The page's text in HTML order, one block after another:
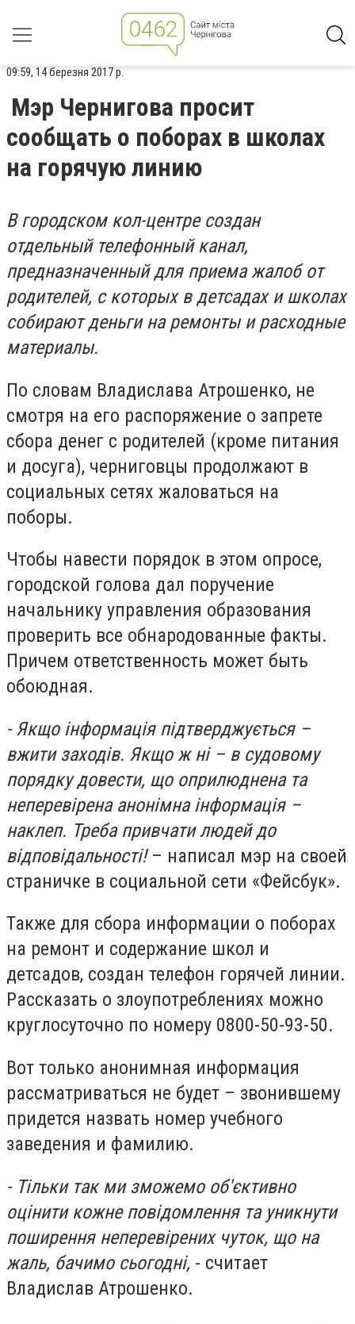
09:59, 14 березня 2017 р.
Мэр Чернигова просит
сообщать о поборах в школах
на горячую линию
В городском кол-центре создан
отдельный телефонный канал,
предназначенный для приема жалоб от
родителей, с которых в детсадах и школах
собирают деньги на ремонты и расходные
материалы.
По словам Владислава Атрошенко, не
смотря на его распоряжение о запрете
сбора денег с родителей (кроме питания
и досуга), черниговцы продолжают в
социальных сетях жаловаться на
поборы.
Чтобы навести порядок в этом опросе,
городской голова дал поручение
начальнику управления образования
проверить все обнародованные факты.
Причем ответственность может быть
обоюдная.
- Якщо інформація підтверджується –
вжити заходів. Якщо ж ні – в судовому
порядку довести, що оприлюднена та
неперевірена анонімна інформація –
наклеп. Треба привчати людей до
відповідальності!– написал мэр на своей
страничке в социальной сети «Фейсбук».
Также для сбора информации о поборах
на ремонт и содержание школ и
детсадов, создан телефон горячей линии.
Рассказать о злоупотреблениях можно
круглосуточно по номеру 0800-50-93-50.
Вот только анонимная информация
рассматриваться не будет – звонившему
придется назвать номер учебного
заведения и фамилию.
- Тільки так ми зможемо об'єктивно
оцінити кожне повідомлення та уникнути
поширення неперевірених чуток, що на
жаль, бачимо сьогодні, - считает
Владислав Атрошенко.